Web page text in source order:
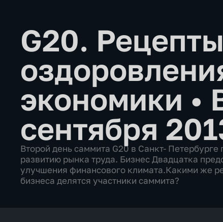
G20. Рецепты
экономики •
сентября
Второй день саммита G20 в Санкт-
развитию рынка труда. Бизнес Двадцатка
улучшения финансового климата.Какими же
бизнеса делятся участники саммита?